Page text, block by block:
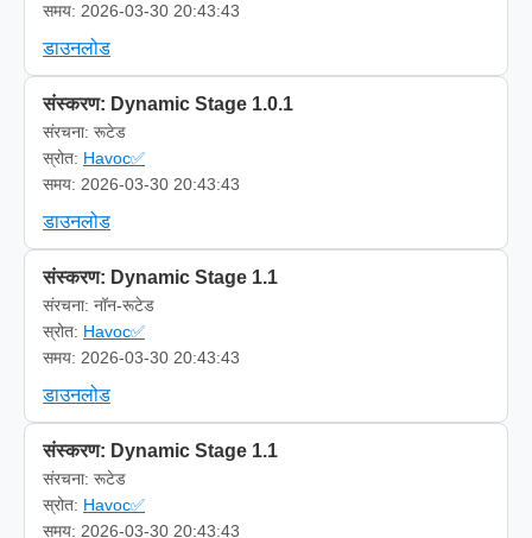
समय: 2026-03-30 20:43:43
डाउनलोड
संस्करण: Dynamic Stage 1.0.1
संरचना: रूटेड
स्रोत: Havoc✅
समय: 2026-03-30 20:43:43
डाउनलोड
संस्करण: Dynamic Stage 1.1
संरचना: नॉन-रूटेड
स्रोत: Havoc✅
समय: 2026-03-30 20:43:43
डाउनलोड
संस्करण: Dynamic Stage 1.1
संरचना: रूटेड
स्रोत: Havoc✅
समय: 2026-03-30 20:43:43